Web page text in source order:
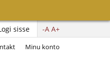
-A A+
sisse
Minu konto